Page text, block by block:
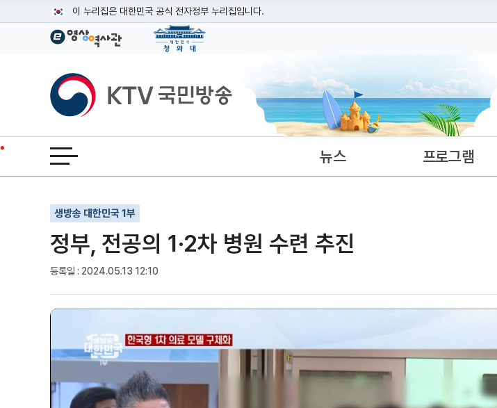
이 누리집은 대한민국 공식 전자정부 누리집입니다.
공식 누리집 주소 확인하기
이밖에 or.kr 또는 .kr등 다른 도메인 주소를 사용하고 있다면 아래 URL에서 도메인 주소를 확인해 보세요
운영중인 공식 누리집보기
KTV국민방송
전체메뉴 열기 뉴스 프로그램
생방송 대한민국 1부
정부, 전공의 1·2차 병원 수련 추진
등록일 : 2024.05.13 12:10
기사인쇄
글자확대
글자축소